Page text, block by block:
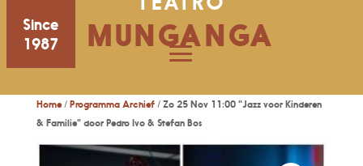
Since
1987
MUNGANGA
Home/ Programma Archief/ Zo 25 Nov 11:00 "Jazz voor Kinderen
& Familie" door Pedro Ivo & Stefan Bos